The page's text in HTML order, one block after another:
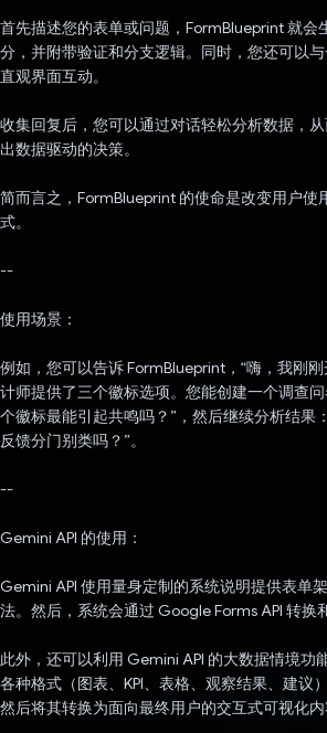
首先描述您的表单或问题，FormBlueprint 就会
分，并附带验证和分支逻辑。同时，您还可以
直观界面互动。
收集回复后，您可以通过对话轻松分析数据，
出数据驱动的决策。
简而言之，FormBlueprint 的使命是改变用户使
式。
--
使用场景：
例如，您可以告诉 FormBlueprint，“嗨，我刚
计师提供了三个徽标选项。您能创建一个调查
个徽标最能引起共鸣吗？”，然后继续分析结果
反馈分门别类吗？”。
--
Gemini API 的使用：
Gemini API 使用量身定制的系统说明提供表单
法。然后，系统会通过 Google Forms API 转换
此外，还可以利用 Gemini API 的大数据情境功
各种格式（图表、KPI、表格、观察结果、建议
然后将其转换为面向最终用户的交互式可视化内